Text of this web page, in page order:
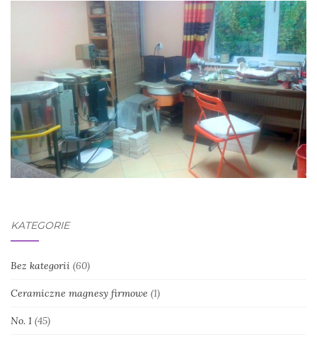
KATEGORIE
Bez kategorii (60)
Ceramiczne magnesy firmowe (1)
No. 1 (45)